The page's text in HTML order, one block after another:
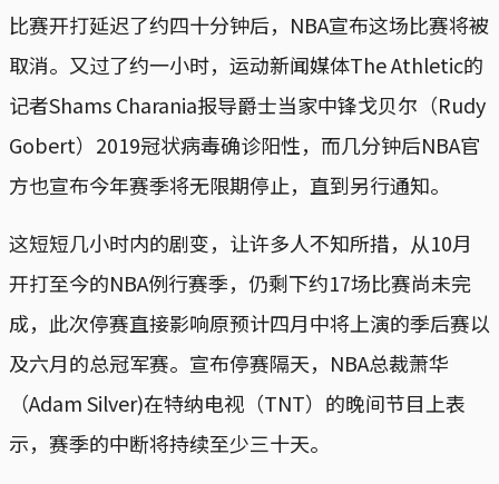
比赛开打延迟了约四十分钟后，NBA宣布这场比赛将被
取消。又过了约一小时，运动新闻媒体The Athletic的
记者Shams Charania报导爵士当家中锋戈贝尔（Rudy
Gobert）2019冠状病毒确诊阳性，而几分钟后NBA官
方也宣布今年赛季将无限期停止，直到另行通知。
这短短几小时内的剧变，让许多人不知所措，从10月
开打至今的NBA例行赛季，仍剩下约17场比赛尚未完
成，此次停赛直接影响原预计四月中将上演的季后赛以
及六月的总冠军赛。宣布停赛隔天，NBA总裁萧华
（Adam Silver)在特纳电视（TNT）的晚间节目上表
示，赛季的中断将持续至少三十天。